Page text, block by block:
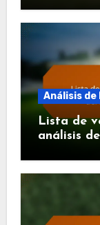
Análisis de
Lista de
análisis